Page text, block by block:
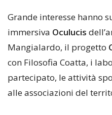
Grande interesse hanno
immersiva Oculucis
Mangialardo, il progetto
con Filosofia Coatta, i
partecipato, le attività
alle associazioni del